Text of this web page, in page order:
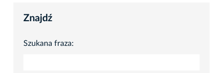
Znajdź
Szukana fraza: